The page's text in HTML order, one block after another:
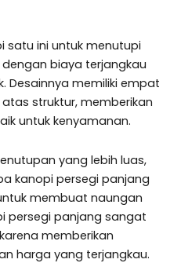
satu ini untuk menutupi
biaya terjangkau
Desainnya memiliki empat
struktur, memberikan
untuk kenyamanan.
yang lebih luas,
kanopi persegi panjang
membuat naungan
persegi panjang sangat
memberikan
harga yang terjangkau.